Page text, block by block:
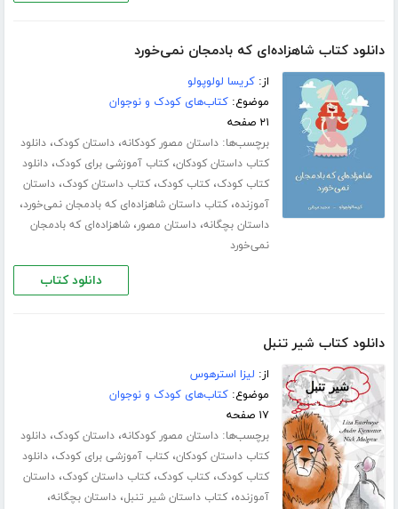
دانلود کتاب شاهزاده‌ای که بادمجان نمی‌خورد
از:کریسا لولوپولو
موضوع:کتاب‌های کودک و نوجوان
۲۱ صفحه
برچسب‌ها:داستان مصور کودکانه،داستان کودک،دانلود
کتاب داستان کودکان،کتاب آموزشی برای کودک،دانلود
کتاب کودک،کتاب کودک،کتاب داستان کودک،داستان
آموزنده،کتاب داستان شاهزاده‌ای که بادمجان نمی‌خورد،
داستان بچگانه،داستان مصور،شاهزاده‌ای که بادمجان
نمی‌خورد
دانلود کتاب
دانلود کتاب شیر تنبل
از: لیزا استرهوس
موضوع:کتاب‌های کودک و نوجوان
۱۷ صفحه
برچسب‌ها:داستان مصور کودکانه،داستان کودک،دانلود
کتاب داستان کودکان،کتاب آموزشی برای کودک،دانلود
کتاب کودک،کتاب کودک،کتاب داستان کودک،داستان
آموزنده،کتاب داستان شیر تنبل،داستان بچگانه،